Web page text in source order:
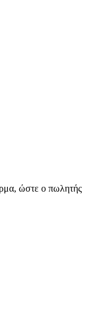
ώστε ο πωλητής